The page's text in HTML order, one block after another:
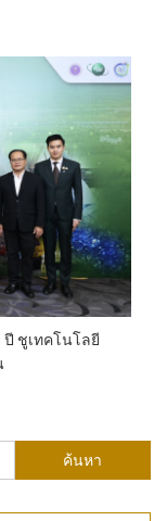
ชูเทคโนโลยี
สำหรับ: